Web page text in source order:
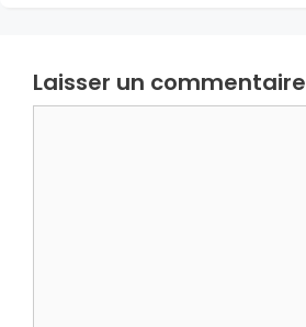
Laisser un commentaire